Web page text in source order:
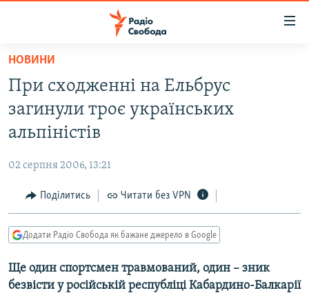
Перейти
основного
матеріалу
до
основної
навігації
Перейти
до
пошуку
ВСЕ ЗА ДОБУ
СТАТТІ
ЕКОНОМІКА
СУСПІЛЬСТВО
УКРАЇНА
РОСІЙСЬКА «ФІЛЬТРАЦІЯ»
ДОНБАС.РЕАЛІЇ
ТИ ЯК?
СХЕМИ
КИТАЙ.ВИКЛИКИ
НОВИНИ
При сходженні на Ельбрус
загинули троє українських
альпіністів
02 серпня 2006, 13:21
Поділитись Читати без VPN
Додати Радіо Свобода як бажане джерело в Google
Ще один спортсмен травмований, один – зник
безвісти у російській республіці Кабардино-Балкарії